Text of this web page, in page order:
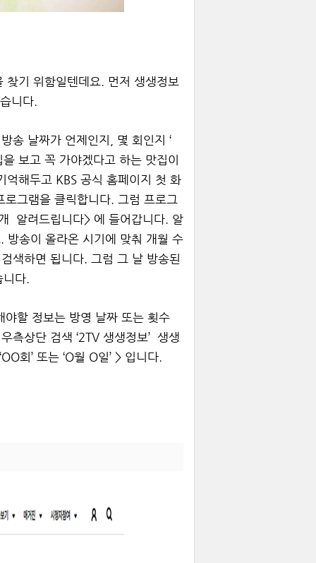
찾기 위함일텐데요. 먼저 생생정보
니다.
송 날짜가 언제인지, 몇 회인지 ‘
보고 꼭 가야겠다고 하는 맛집이
해두고 KBS 공식 홈페이지 첫 화
로그램을 클릭합니다. 그럼 프로그
알려드립니다> 에 들어갑니다. 알
방송이 올라온 시기에 맞춰 개월 수
색하면 됩니다. 그럼 그 날 방송된
니다.
할 정보는 방영 날짜 또는 횟수
측상단 검색 ‘2TV 생생정보’ ­ 생생
회’ 또는 ‘O월 O일’ > 입니다.